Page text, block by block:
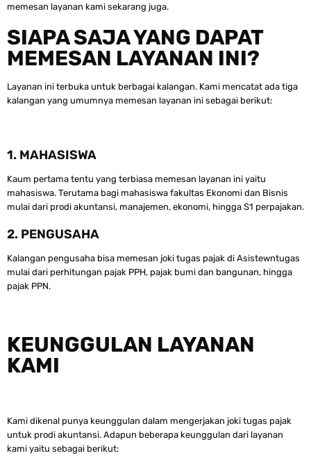
memesan layanan kami sekarang juga.
SIAPA SAJA YANG DAPAT
MEMESAN LAYANAN INI?
Layanan ini terbuka untuk berbagai kalangan. Kami mencatat ada tiga
kalangan yang umumnya memesan layanan ini sebagai berikut:
1. MAHASISWA
Kaum pertama tentu yang terbiasa memesan layanan ini yaitu
mahasiswa. Terutama bagi mahasiswa fakultas Ekonomi dan Bisnis
mulai dari prodi akuntansi, manajemen, ekonomi, hingga S1 perpajakan.
2. PENGUSAHA
Kalangan pengusaha bisa memesan joki tugas pajak di Asistewntugas
mulai dari perhitungan pajak PPH, pajak bumi dan bangunan, hingga
pajak PPN.
KEUNGGULAN LAYANAN
KAMI
Kami dikenal punya keunggulan dalam mengerjakan joki tugas pajak
untuk prodi akuntansi. Adapun beberapa keunggulan dari layanan
kami yaitu sebagai berikut: